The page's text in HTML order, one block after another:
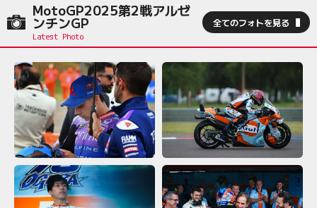
MotoGP2025第2戦アルゼ
ンチンGP 全てのフォトを見る